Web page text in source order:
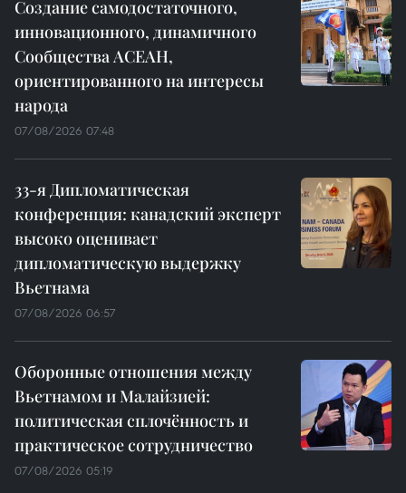
Создание самодостаточного,
инновационного, динамичного
Сообщества АСЕАН,
ориентированного на интересы
народа
07/08/2026 07:48
33-я Дипломатическая
конференция: канадский эксперт
высоко оценивает
дипломатическую выдержку
Вьетнама
07/08/2026 06:57
Оборонные отношения между
Вьетнамом и Малайзией:
политическая сплочённость и
практическое сотрудничество
07/08/2026 05:19